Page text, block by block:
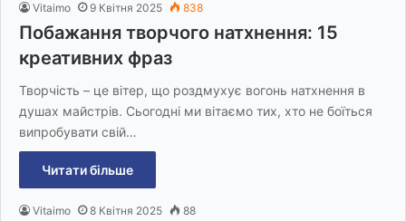
Vitaimo 9 Квітня 2025 838
Побажання творчого натхнення: 15
креативних фраз
Творчість – це вітер, що роздмухує вогонь натхнення в
душах майстрів. Сьогодні ми вітаємо тих, хто не боїться
випробувати свій…
Читати більше
Vitaimo 8 Квітня 2025 88